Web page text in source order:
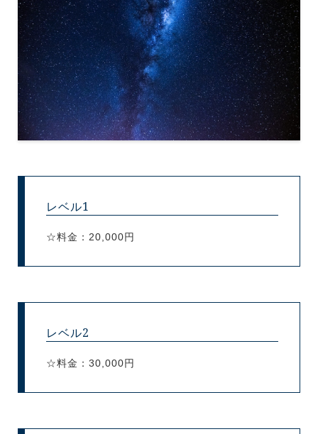
レベル1
☆料金：20,000円
レベル2
☆料金：30,000円